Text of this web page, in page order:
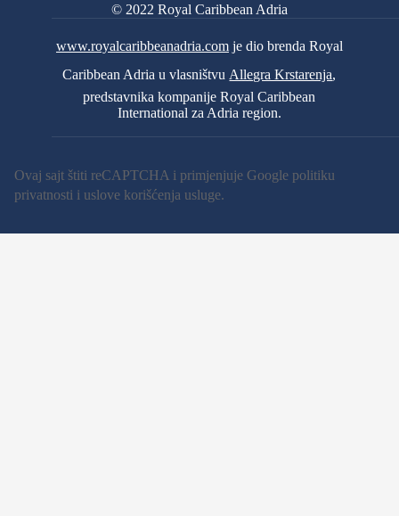
© 2022 Royal Caribbean Adria
www.royalcaribbeanadria.comje dio brenda Royal
Caribbean Adria u vlasništvu Allegra Krstarenja,
predstavnika kompanije Royal Caribbean
International za Adria region.
Ovaj sajt štiti reCAPTCHA i primjenjuje Google politiku
privatnosti i uslove korišćenja usluge.